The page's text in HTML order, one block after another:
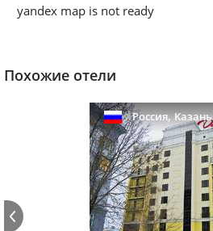
yandex map is not ready
Похожие отели
Россия,Казань